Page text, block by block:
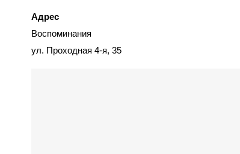
Адрес
Воспоминания
ул. Проходная 4-я, 35